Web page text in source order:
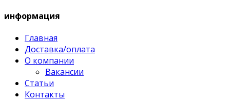
информация
Главная
Доставка/оплата
О компании
Вакансии
Статьи
Контакты